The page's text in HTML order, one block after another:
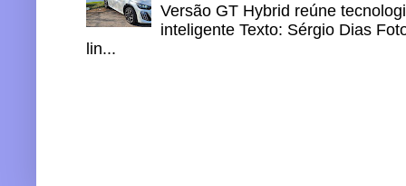
Versão GT Hybrid reúne
inteligente Texto: Sérgio Dias
lin...